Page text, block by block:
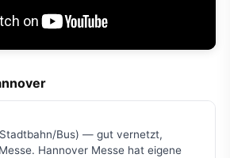
Bus) — gut vernetzt,
Hannover Messe hat eigene